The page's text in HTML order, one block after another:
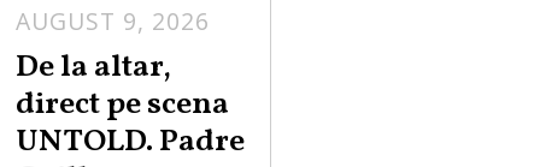
AUGUST 9, 2026
De la altar,
direct pe scena
UNTOLD. Padre